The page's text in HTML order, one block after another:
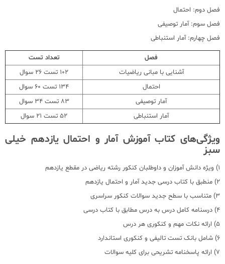
فصل دوم: احتمال
فصل سوم: آمار توصیفی
فصل چهارم: آمار استنباطی
فصل
تعداد تست
آشنایی با مبانی ریاضیات
102 تست 26 سوال
احتمال
134 تست 60 سوال
آمار توصیفی
83 تست 34 سوال
آمار استنباطی
52 تست 21 سوال
ویژگی‌های کتاب آموزش آمار و احتمال یازدهم خیلی
سبز
1) ویژه دانش آموزان و داوطلبان کنکور رشته ریاضی در مقطع یازدهم
2) منطبق با کتاب درسی جدید آمار و احتمال یازدهم
3) متناسب با سطح جدید سوالات کنکور سراسری
4) درسنامه کامل درس به درس مطابق با کتاب درسی
5) ارائه نکات مهم و کنکوری هر درس
6) شامل بانک تست تالیفی و کنکوری استاندارد
7) ارائه پاسخنامه تشریحی برای کلیه سوالات